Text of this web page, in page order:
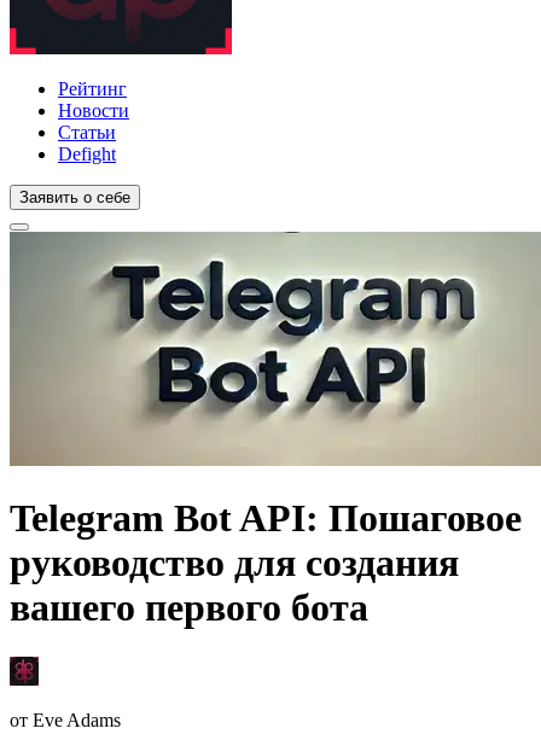
Рейтинг
Новости
Статьи
Defight
Заявить о себе
Telegram Bot API: Пошаговое
руководство для создания
вашего первого бота
от Eve Adams